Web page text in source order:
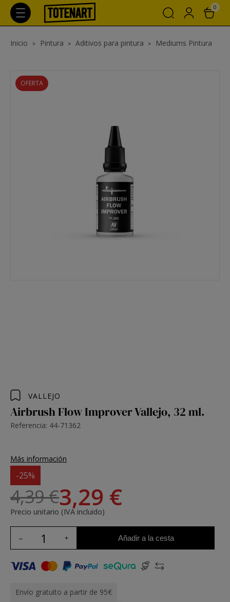
0
Inicio Pintura Aditivos para pintura Mediums Pintura
OFERTA
VALLEJO
Airbrush Flow Improver Vallejo, 32 ml.
Referencia: 44-71362
Más información
-25%
4,39 €3,29 €
Precio unitario (IVA incluido)
Añadir a la cesta
Envío gratuito a partir de 95€